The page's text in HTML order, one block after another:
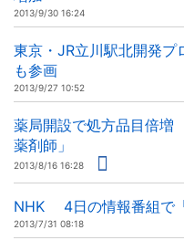
2013/9/30 16:24
東京・JR立川駅北開発
も参画
2013/9/27 10:52
薬局開設で処方品目倍
薬剤師」
2013/8/16 16:28
NHK 4日の情報番組で
2013/7/31 08:18